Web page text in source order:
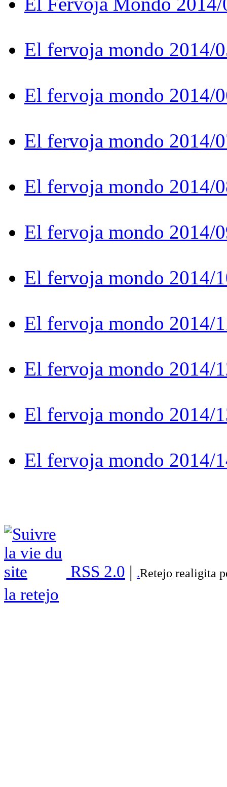
El fervoja mondo 2014/
El fervoja mondo 2014/
El fervoja mondo 2014/
El fervoja mondo 2014/
El fervoja mondo 2014/
El fervoja mondo 2014/
El fervoja mondo 2014/
El fervoja mondo 2014/
El fervoja mondo 2014/
El fervoja mondo 2014/
RSS 2.0 | .Retejo realigita
la retejo